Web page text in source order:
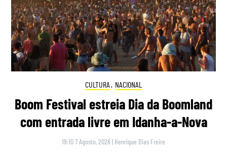
CULTURA , NACIONAL
Boom Festival estreia Dia da Boomland
com entrada livre em Idanha-a-Nova
19:10 7 Agosto, 2026 | Henrique Dias Freire